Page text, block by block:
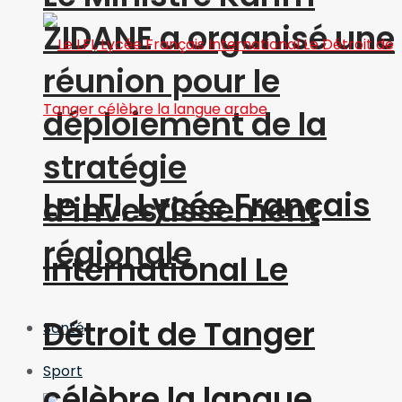
ZIDANE a organisé une
réunion pour le
déploiement de la
stratégie
d’investissement
régionale
Santé
Sport
Le LFI, Lycée Français
International Le
Détroit de Tanger